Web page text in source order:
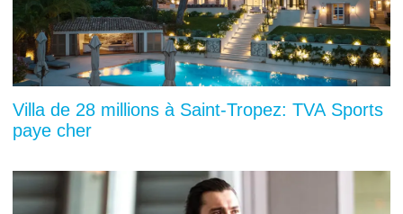
Villa de 28 millions à Saint-Tropez: TVA Sports
paye cher